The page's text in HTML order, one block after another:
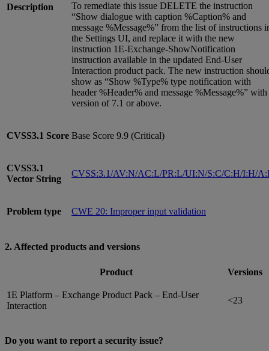
Description
To remediate this issue DELETE the instruction
“Show dialogue with caption %Caption% and
message %Message%” from the list of instructions
the Settings UI, and replace it with the new
instruction 1E-Exchange-ShowNotification
instruction available in the updated End-User
Interaction product pack. The new instruction
show as “Show %Type% type notification with
header %Header% and message %Message%” with
version of 7.1 or above.
CVSS3.1 Score Base Score 9.9 (Critical)
CVSS3.1
Vector String
CVSS:3.1/AV:N/AC:L/PR:L/UI:N/S:C/C:H/I:H/
Problem type CWE 20: Improper input validation
2. Affected products and versions
Product Versions
1E Platform – Exchange Product Pack – End-User
Interaction
<23
Do you want to report a security issue?